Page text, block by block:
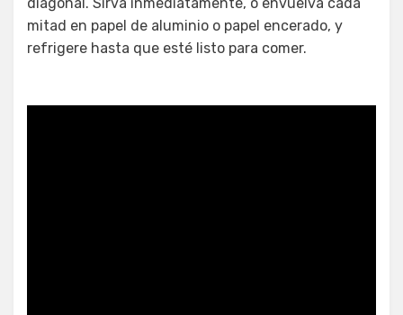
mitad en papel de aluminio o papel encerado, y
refrigere hasta que esté listo para comer.